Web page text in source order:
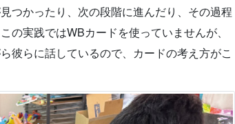
つかったり、次の段階に進んだり、その過程
実践ではWBカードを使っていませんが、
彼らに話しているので、カードの考え方がこ